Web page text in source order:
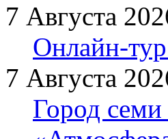
7 Августа
Онлайн-
7 Августа
Город